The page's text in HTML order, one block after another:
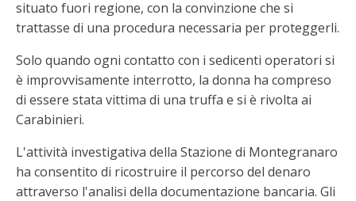
situato fuori regione, con la convinzione che si
trattasse di una procedura necessaria per proteggerli.
Solo quando ogni contatto con i sedicenti operatori si
è improvvisamente interrotto, la donna ha compreso
di essere stata vittima di una truffa e si è rivolta ai
Carabinieri.
L'attività investigativa della Stazione di Montegranaro
ha consentito di ricostruire il percorso del denaro
attraverso l'analisi della documentazione bancaria. Gli